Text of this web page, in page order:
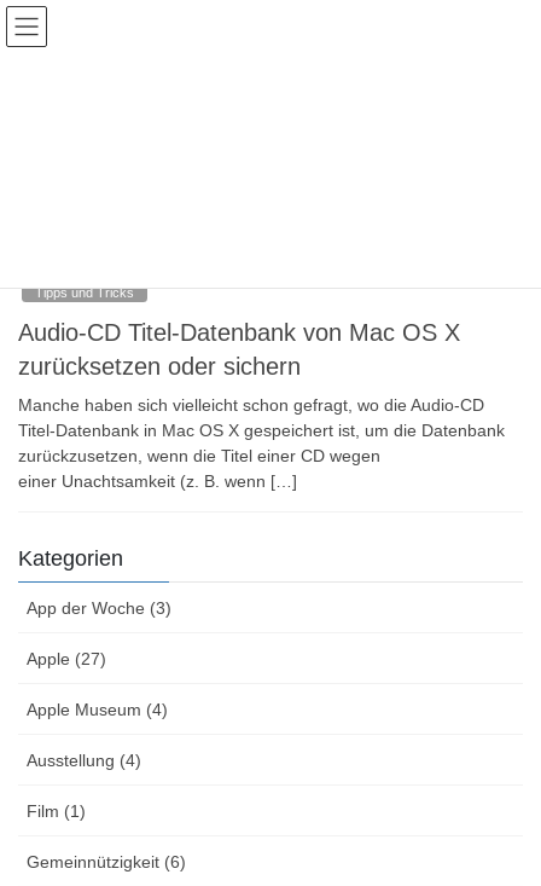
Skip
Skip
Tipps und Tricks
Audio-CD Titel-Datenbank von Mac OS X
zurücksetzen oder sichern
Manche haben sich vielleicht schon gefragt, wo die Audio-CD
Titel-Datenbank in Mac OS X gespeichert ist, um die Datenbank
zurückzusetzen, wenn die Titel einer CD wegen
einer Unachtsamkeit (z. B. wenn […]
Kategorien
App der Woche (3)
Apple (27)
Apple Museum (4)
Ausstellung (4)
Film (1)
Gemeinnützigkeit (6)